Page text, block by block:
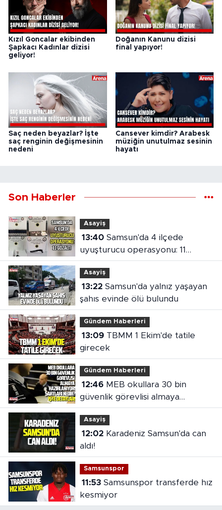
Kızıl Goncalar ekibinden
Şapkacı Kadınlar dizisi
geliyor!
Doğanın Kanunu dizisi
final yapıyor!
Saç neden beyazlar? İşte
saç renginin değişmesinin
nedeni
Cansever kimdir? Arabesk
müziğin unutulmaz sesinin
hayatı
Son Haberler
Asayiş
13:40Samsun'da 4 ilçede
uyuşturucu operasyonu: 11
gözaltı
Asayiş
13:22Samsun'da yalnız yaşayan
şahıs evinde ölü bulundu
Gündem Haberleri
13:09TBMM 1 Ekim'de tatile
girecek
Gündem Haberleri
12:46MEB okullara 30 bin
güvenlik görevlisi almaya
hazırlanıyor
Asayiş
12:02Karadeniz Samsun'da can
aldı!
Samsunspor
11:53Samsunspor transferde hız
kesmiyor